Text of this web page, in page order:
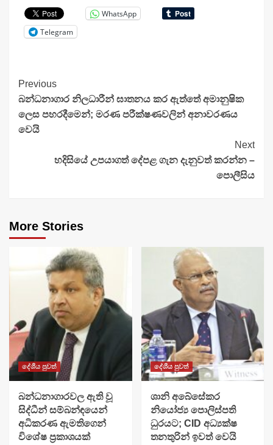
WhatsApp
Telegram
Continue
Reading
Previous
බන්ධනාගාර නිලධාරීන් ඝාතනය කර ඇත්තේ අමානුෂික
ලෙස පහරදීමෙන්; මරණ පරීක්ෂණවලින් අනාවරණය
වෙයි
Next
හදිසියේ උපයාගත් දේපළ ගැන දැනුවත් කරන්න –
පොලීසිය
More Stories
දේශීය පුවත්
බන්ධනාගාරවල ඇති වූ
සිද්ධීන් සම්බන්ඳයෙන්
අධිකරණ ඇමතිගෙන්
විශේෂ ප්‍රකාශයක්
දේශීය පුවත්
ශානි අබේසේකර
නියෝජ්‍ය පොලිස්පති
ධුරයට; CID අධ්‍යක්ෂ
තනතුරින් ඉවත් වෙයි